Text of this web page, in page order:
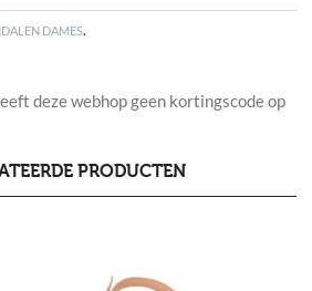
DAMES.
deze webhop geen kortingscode op
PRODUCTEN